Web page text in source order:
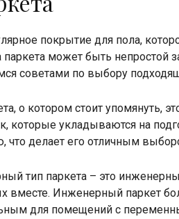
покрытие для пола,
паркета может быть непростой
советами по выбору
о котором стоит упомянуть,
которые укладываются на
что делает его отличным
тип паркета – это
вместе. Инженерный паркет
для помещений с